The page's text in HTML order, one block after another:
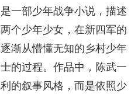
一部少年战争小说，描述
个少年少女，在新四军的
渐从懵懂无知的乡村少年
的过程。作品中，陈武一
的叙事风格，而是依照少